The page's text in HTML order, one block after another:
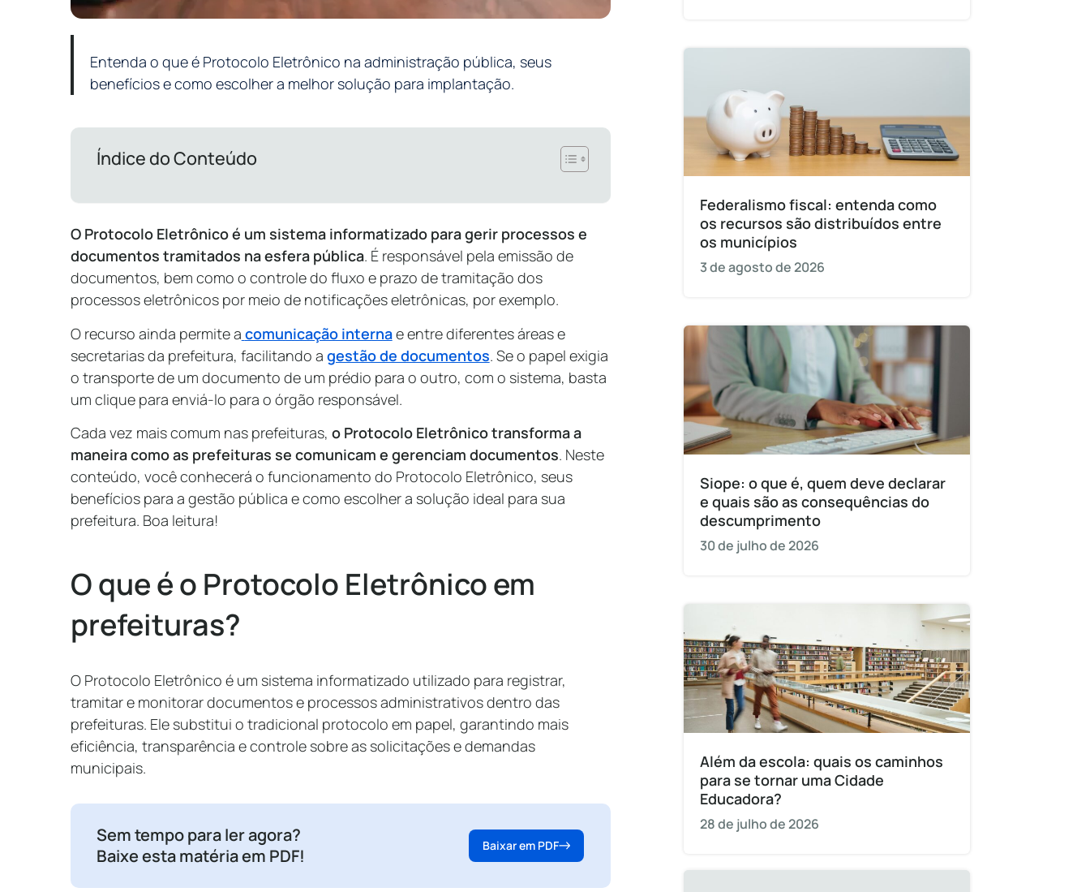
Entenda o que é Protocolo Eletrônico na administração pública, seus
benefícios e como escolher a melhor solução para implantação.
Índice do Conteúdo
O Protocolo Eletrônico é um sistema informatizado para gerir processos e
documentos tramitados na esfera pública. É responsável pela emissão de
documentos, bem como o controle do fluxo e prazo de tramitação dos
processos eletrônicos por meio de notificações eletrônicas, por exemplo.
O recurso ainda permite a comunicação internae entre diferentes áreas e
secretarias da prefeitura, facilitando a gestão de documentos. Se o papel exigia
o transporte de um documento de um prédio para o outro, com o sistema, basta
um clique para enviá-lo para o órgão responsável.
Cada vez mais comum nas prefeituras, o Protocolo Eletrônico transforma a
maneira como as prefeituras se comunicam e gerenciam documentos. Neste
conteúdo, você conhecerá o funcionamento do Protocolo Eletrônico, seus
benefícios para a gestão pública e como escolher a solução ideal para sua
prefeitura. Boa leitura!
O que é o Protocolo Eletrônico em
prefeituras?
O Protocolo Eletrônico é um sistema informatizado utilizado para registrar,
tramitar e monitorar documentos e processos administrativos dentro das
prefeituras. Ele substitui o tradicional protocolo em papel, garantindo mais
eficiência, transparência e controle sobre as solicitações e demandas
municipais.
Sem tempo para ler agora?
Baixe esta matéria em PDF!
Baixar em PDF
Federalismo fiscal: entenda como
os recursos são distribuídos entre
os municípios
3 de agosto de 2026
Siope: o que é, quem deve declarar
e quais são as consequências do
descumprimento
30 de julho de 2026
Além da escola: quais os caminhos
para se tornar uma Cidade
Educadora?
28 de julho de 2026